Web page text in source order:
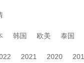
韩国 欧美 泰国
2021 2020